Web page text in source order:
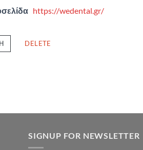
https://wedental.gr/
DELETE
SIGNUP FOR NEWSLETTER